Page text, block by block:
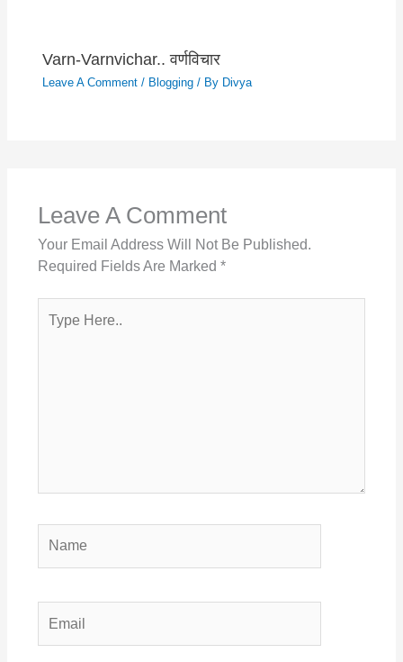
Varn-Varnvichar.. वर्णविचार
Leave A Comment / Blogging / By Divya
Leave A Comment
Your Email Address Will Not Be Published.
Required Fields Are Marked *
Here..